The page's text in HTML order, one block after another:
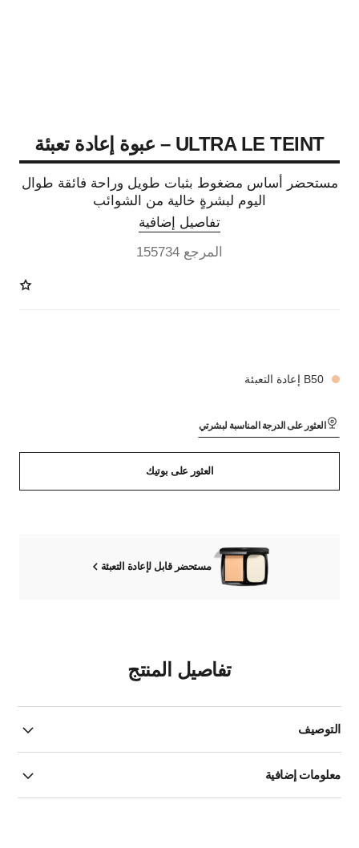
ULTRA LE TEINT – عبوة إعادة تعبئة
مستحضر أساس مضغوط بثبات طويل وراحة فائقة طوال
اليوم لبشرةٍ خالية من الشوائب
تفاصيل إضافية
المرجع 155734
B50 إعادة التعبئة
العثور على الدرجة المناسبة لبشرتي
العثور على بوتيك
مستحضر قابل لإعادة التعبئة
تفاصيل المنتج
التوصيف
معلومات إضافية